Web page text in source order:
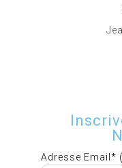
Adresse Email*